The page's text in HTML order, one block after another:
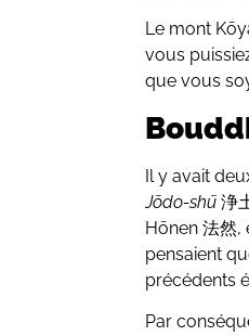
Le mont
vous
que vous
Il y avait
Jōdo-shū 浄
Hōnen 法然,
pensaient
précédents
Par